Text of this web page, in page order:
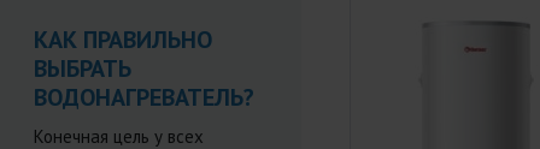
КАК ПРАВИЛЬНО
ВЫБРАТЬ
ВОДОНАГРЕВАТЕЛЬ?
Конечная цель у всех